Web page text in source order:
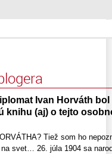
Ivan Horváth
knihu (aj) o tejto
Tiež som ho
svet… 26. júla 1904 sa